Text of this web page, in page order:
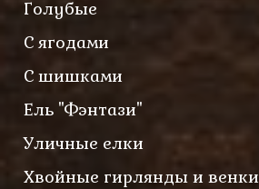
Голубые
С ягодами
С шишками
Ель "Фэнтази"
Уличные елки
Хвойные гирлянды и венки